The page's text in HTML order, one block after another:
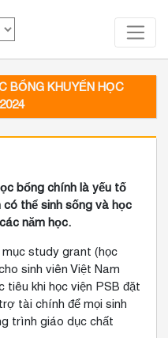
BỔNG KHUYẾN HỌC
bổng chính là yếu tố
thể sinh sống và học
năm học.
mục study grant (học
sinh viên Việt Nam
tiêu khi học viện PSB đặt
tài chính để mọi sinh
trình giáo dục chất